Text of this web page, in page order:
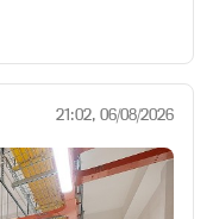
21:02, 06/08/2026